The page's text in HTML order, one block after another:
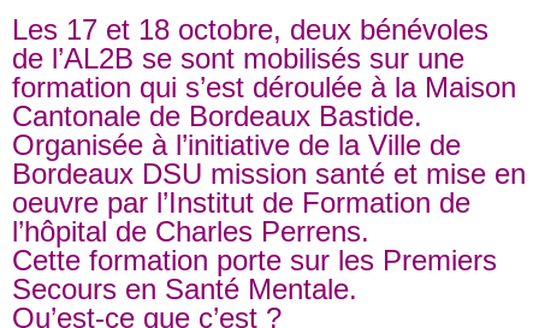
Les 17 et 18 octobre, deux bénévoles
de l’AL2B se sont mobilisés sur une
formation qui s’est déroulée à la Maison
Cantonale de Bordeaux Bastide.
Organisée à l’initiative de la Ville de
Bordeaux DSU mission santé et mise en
oeuvre par l’Institut de Formation de
l’hôpital de Charles Perrens.
Cette formation porte sur les Premiers
Secours en Santé Mentale.
Qu’est-ce que c’est ?